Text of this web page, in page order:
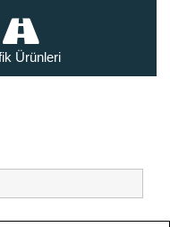
Ürünleri